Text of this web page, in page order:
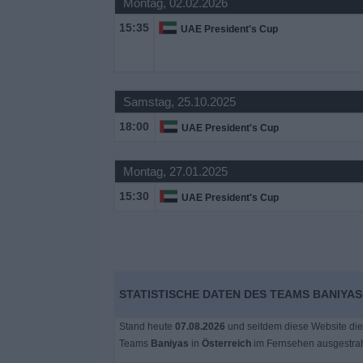
Montag, 02.02.2026
15:35 UAE President's Cup
Samstag, 25.10.2025
18:00 UAE President's Cup
Montag, 27.01.2025
15:30 UAE President's Cup
STATISTISCHE DATEN DES TEAMS
Stand heute 07.08.2026 und seitdem diese Website
Teams Baniyas in Österreichim Fernsehen